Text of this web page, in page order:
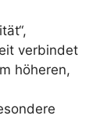
verbindet
höheren,